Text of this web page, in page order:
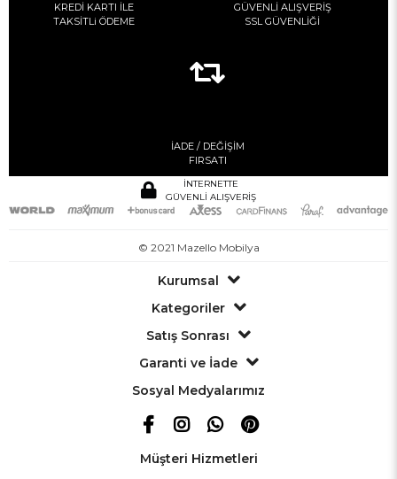
KREDİ KARTI İLE
TAKSİTLi ÖDEME
GÜVENLİ ALIŞVERİŞ
SSL GÜVENLİĞİ
İADE / DEĞİŞİM
FIRSATI
İNTERNETTE
GÜVENLİ ALIŞVERİŞ
© 2021 Mazello Mobilya
Kurumsal
Kategoriler
Satış Sonrası
Garanti ve İade
Sosyal Medyalarımız
Müşteri Hizmetleri